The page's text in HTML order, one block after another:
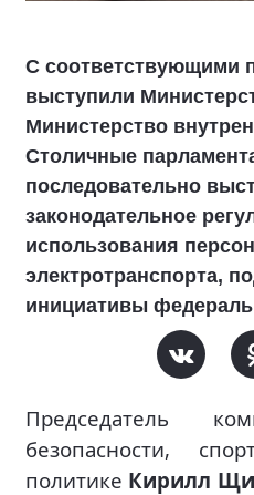
С соответствующими
выступили
Министерство
Столичные
последовательно
законодательное
использования
электротранспорта,
инициативы
Председатель
безопасности,
политике Кирилл